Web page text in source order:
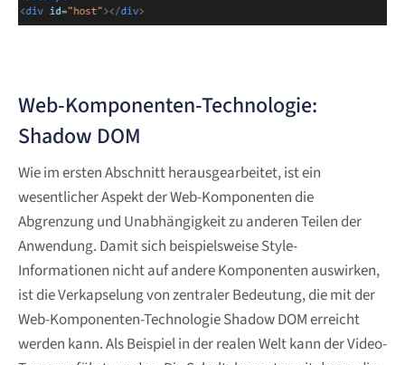
Web-Komponenten-Technologie:
Shadow DOM
Wie im ersten Abschnitt herausgearbeitet, ist ein
wesentlicher Aspekt der Web-Komponenten die
Abgrenzung und Unabhängigkeit zu anderen Teilen der
Anwendung. Damit sich beispielsweise Style-
Informationen nicht auf andere Komponenten auswirken,
ist die Verkapselung von zentraler Bedeutung, die mit der
Web-Komponenten-Technologie Shadow DOM erreicht
werden kann. Als Beispiel in der realen Welt kann der Video-